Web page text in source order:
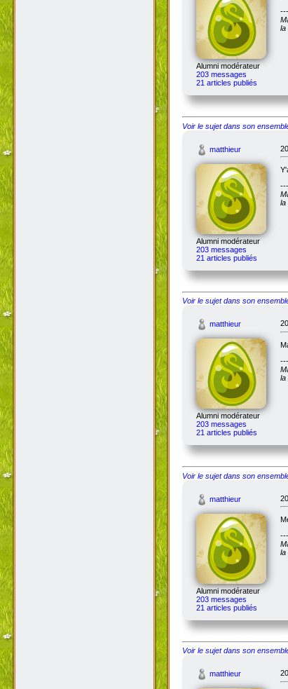
Alumni modérateur
203 messages
21 articles publiés
la
Voir le sujet dans son
matthieur
Alumni modérateur
203 messages
21 articles publiés
la
Voir le sujet dans son
matthieur
Alumni modérateur
203 messages
21 articles publiés
la
Voir le sujet dans son
matthieur
Alumni modérateur
203 messages
21 articles publiés
la
Voir le sujet dans son
matthieur